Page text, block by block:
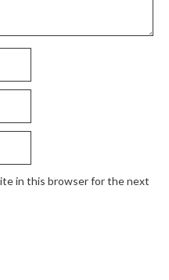
in this browser for the next